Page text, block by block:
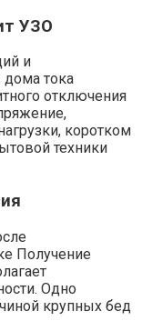
УЗО
и
дома тока
отключения
коротком
техники
Получение
Одно
крупных бед